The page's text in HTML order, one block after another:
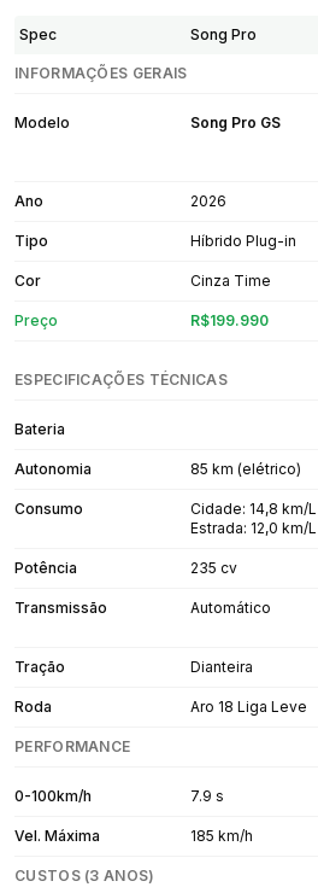
Spec Song Pro
INFORMAÇÕES GERAIS
Modelo Song Pro GS
Ano 2026
Tipo Híbrido Plug-in
Cor Cinza Time
Preço R$199.990
ESPECIFICAÇÕES TÉCNICAS
Bateria
Autonomia 85 km (elétrico)
Consumo
Cidade: 14,8 km/L |
Estrada: 12,0 km/L
Potência 235 cv
Transmissão Automático
Tração Dianteira
Roda Aro 18 Liga Leve
PERFORMANCE
0-100km/h 7.9 s
Vel. Máxima 185 km/h
CUSTOS (3 ANOS)